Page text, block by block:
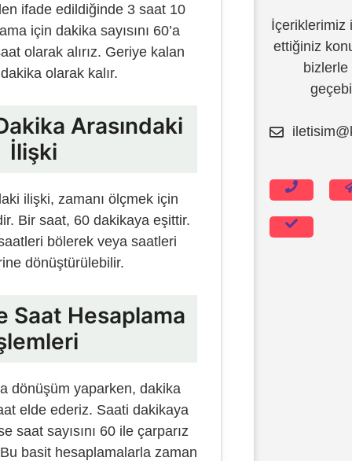
ifade edildiğinde 3 saat 10
için dakika sayısını 60’a
olarak alırız. Geriye kalan
olarak kalır.
Arasındaki
İlişki
ilişki, zamanı ölçmek için
Bir saat, 60 dakikaya eşittir.
bölerek veya saatleri
dönüştürülebilir.
Saat Hesaplama
dönüşüm yaparken, dakika
elde ederiz. Saati dakikaya
saat sayısını 60 ile çarparız
basit hesaplamalarla zaman
İçeriklerimiz
ettiğiniz